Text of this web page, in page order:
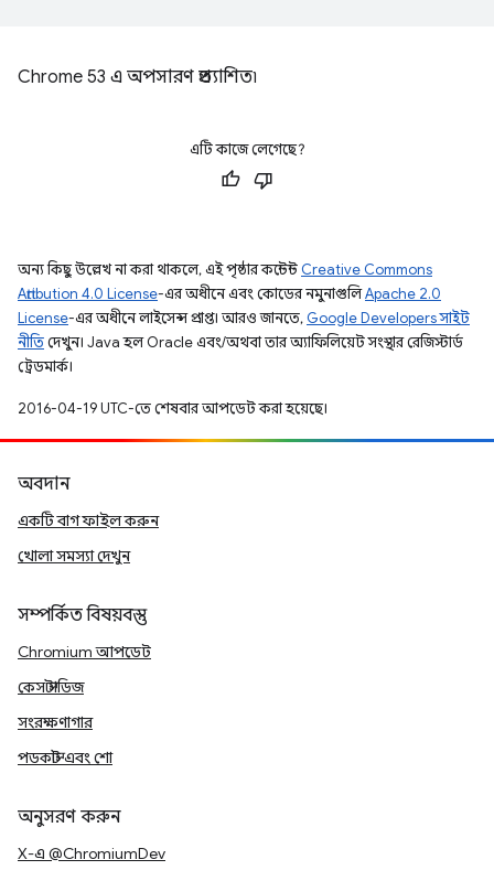
Chrome 53 এ অপসারণ প্রত্যাশিত৷
এটি কাজে লেগেছে?
অন্য কিছু উল্লেখ না করা থাকলে, এই পৃষ্ঠার কন্টেন্ট Creative Commons
Attribution 4.0 License-এর অধীনে এবং কোডের নমুনাগুলিApache 2.0
License-এর অধীনে লাইসেন্স প্রাপ্ত। আরও জানতে, Google Developers সাইট
নীতিদেখুন। Java হল Oracle এবং/অথবা তার অ্যাফিলিয়েট সংস্থার রেজিস্টার্ড
ট্রেডমার্ক।
2016-04-19 UTC-তে শেষবার আপডেট করা হয়েছে।
অবদান
একটি বাগ ফাইল করুন
খোলা সমস্যা দেখুন
সম্পর্কিত বিষয়বস্তু
Chromium আপডেট
কেস স্টাডিজ
সংরক্ষণাগার
পডকাস্ট এবং শো
অনুসরণ করুন
X-এ @ChromiumDev